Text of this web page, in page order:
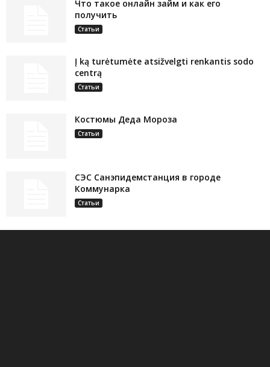
Что такое онлайн займ и как его
получить
Статьи
Į ką turėtumėte atsižvelgti renkantis sodo
centrą
Статьи
Костюмы Деда Мороза
Статьи
СЭС Санэпидемстанция в городе
Коммунарка
Статьи